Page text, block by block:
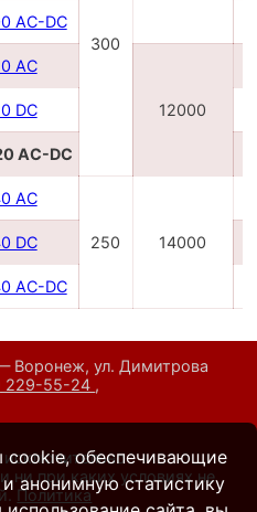
300
AC-DC
AC
12000
DC
AC-DC
AC
250 14000
DC
AC-DC
Воронеж, ул. Димитрова
229-55-24 ,
ни при каких условиях не
Политика
cookie, обеспечивающие
анонимную статистику